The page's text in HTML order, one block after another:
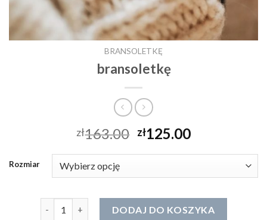
BRANSOLETKĘ
bransoletkę
zł163.00 zł125.00
Rozmiar
DODAJ DO KOSZYKA